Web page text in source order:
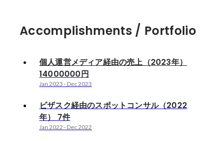
Accomplishments / Portfolio
個人運営メディア経由の売上（2023年）
14000000円
Jan 2023 - Dec 2023
ビザスク経由のスポットコンサル（2022
年） 7件
Jan 2022 - Dec 2022